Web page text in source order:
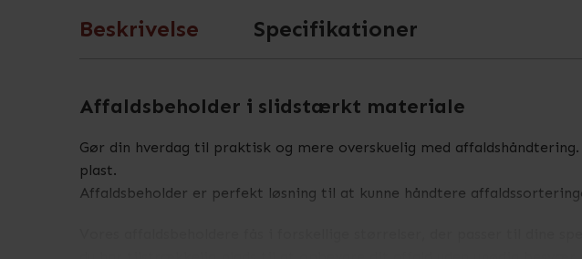
Beskrivelse
Affaldsbeholder i slidstærkt materiale
Gør din hverdag til praktisk og mere overskuelig med
plast.
Affaldsbeholder er perfekt løsning til at kunne håndtere
Specifikationer